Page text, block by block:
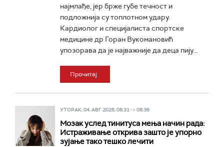
најмлађе, јер брже губе течност и
подложнија су топлотном удару.
Кардиолог и специјалиста спортске
медицине др Горан Вукомановић
упозорава да је најважније да деца пију...
Прочитај
УТОРАК, 04. АВГ 2026, 08:31 -> 08:36
Мозак услед тинитуса мења начин рада:
Истраживање открива зашто је упорно
зујање тако тешко лечити